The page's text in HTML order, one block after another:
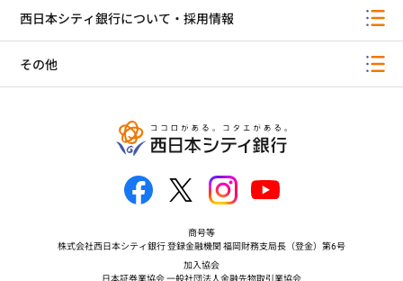
西日本シティ銀行について・採用情報
その他
商号等
株式会社西日本シティ銀行 登録金融機関 福岡財務支局長（登金）第6号
加入協会
日本証券業協会 一般社団法人金融先物取引業協会